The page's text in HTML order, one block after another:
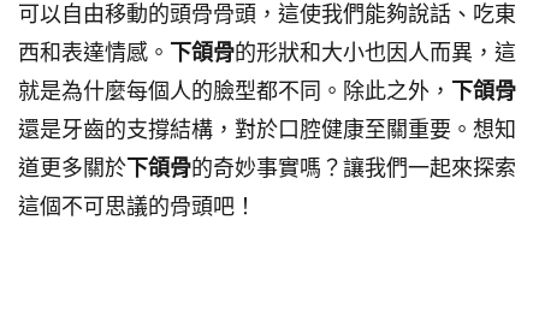
可以自由移動的頭骨骨頭，這使我們能夠說話、吃東
西和表達情感。 下頜骨的形狀和大小也因人而異，這
就是為什麼每個人的臉型都不同。除此之外， 下頜骨
還是牙齒的支撐結構，對於口腔健康至關重要。想知
道更多關於下頜骨的奇妙事實嗎？讓我們一起來探索
這個不可思議的骨頭吧！